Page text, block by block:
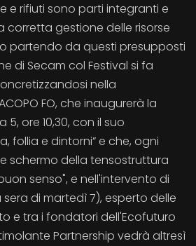
e rifiuti sono parti integranti e
corretta gestione delle risorse
partendo da questi presupposti
di Secam col Festival si fa
nella
FO, che inaugurerà la
ore 10,30, con il suo
follia e dintorni” e che, ogni
schermo della tensostruttura
senso", e nell'intervento di
di martedì 7), esperto delle
e tra i fondatori dell'Ecofuturo
Partnership vedrà altresì